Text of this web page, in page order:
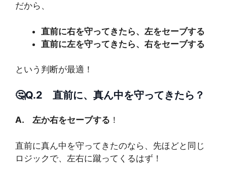
だから、
直前に右を守ってきたら、左をセーブする
直前に左を守ってきたら、右をセーブする
という判断が最適！
🤔Q.2 直前に、真ん中を守ってきたら？
A. 左か右をセーブする ！
直前に真ん中を守ってきたのなら、先ほどと同じ
ロジックで、左右に蹴ってくるはず！